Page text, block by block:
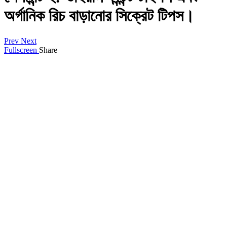
অর্গানিক রিচ বাড়ানোর সিক্রেট টিপস।
Prev Next
Fullscreen Share